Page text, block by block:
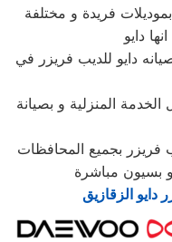
بموديلات فريدة و مختلفة
دايو للديب فريزر في
الخدمة المنزلية و بصيانة
فريزر بجميع المحافظات
دايو الزقازيق